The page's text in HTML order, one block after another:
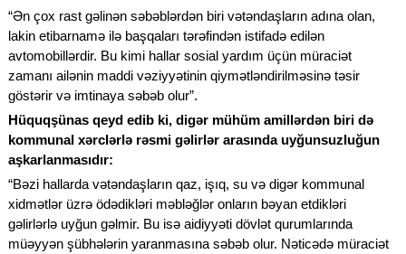
“Ən çox rast gəlinən səbəblərdən biri vətəndaşların adına olan,
lakin etibarnamə ilə başqaları tərəfindən istifadə edilən
avtomobillərdir. Bu kimi hallar sosial yardım üçün müraciət
zamanı ailənin maddi vəziyyətinin qiymətləndirilməsinə təsir
göstərir və imtinaya səbəb olur”.
Hüquqşünas qeyd edib ki, digər mühüm amillərdən biri də
kommunal xərclərlə rəsmi gəlirlər arasında uyğunsuzluğun
aşkarlanmasıdır:
“Bəzi hallarda vətəndaşların qaz, işıq, su və digər kommunal
xidmətlər üzrə ödədikləri məbləğlər onların bəyan etdikləri
gəlirlərlə uyğun gəlmir. Bu isə aidiyyəti dövlət qurumlarında
müəyyən şübhələrin yaranmasına səbəb olur. Nəticədə müraciət